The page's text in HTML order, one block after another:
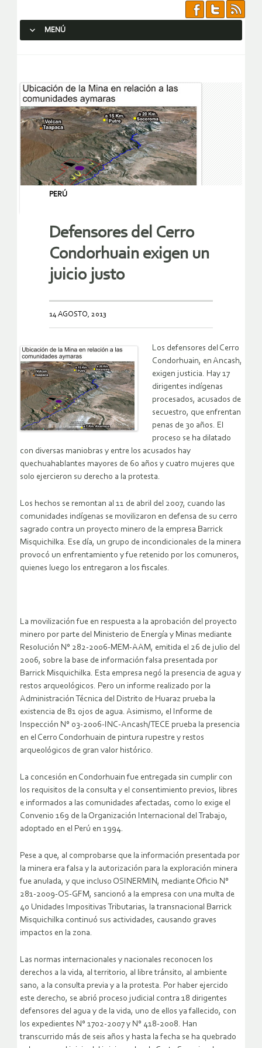
MENÚ
PERÚ
Defensores del Cerro
Condorhuain exigen un
juicio justo
14 AGOSTO, 2013
Los defensores del Cerro
Condorhuain, en Ancash,
exigen justicia. Hay 17
dirigentes indígenas
procesados, acusados de
secuestro, que enfrentan
penas de 30 años. El
proceso se ha dilatado
con diversas maniobras y entre los acusados hay
quechuahablantes mayores de 60 años y cuatro mujeres que
solo ejercieron su derecho a la protesta.
Los hechos se remontan al 11 de abril del 2007, cuando las
comunidades indígenas se movilizaron en defensa de su cerro
sagrado contra un proyecto minero de la empresa Barrick
Misquichilka. Ese día, un grupo de incondicionales de la minera
provocó un enfrentamiento y fue retenido por los comuneros,
quienes luego los entregaron a los fiscales.
La movilización fue en respuesta a la aprobación del proyecto
minero por parte del Ministerio de Energía y Minas mediante
Resolución N° 282-2006-MEM-AAM, emitida el 26 de julio del
2006, sobre la base de información falsa presentada por
Barrick Misquichilka. Esta empresa negó la presencia de agua y
restos arqueológicos. Pero un informe realizado por la
Administración Técnica del Distrito de Huaraz prueba la
existencia de 81 ojos de agua. Asimismo, el Informe de
Inspección N° 03-2006-INC-Ancash/TECE prueba la presencia
en el Cerro Condorhuain de pintura rupestre y restos
arqueológicos de gran valor histórico.
La concesión en Condorhuain fue entregada sin cumplir con
los requisitos de la consulta y el consentimiento previos, libres
e informados a las comunidades afectadas, como lo exige el
Convenio 169 de la Organización Internacional del Trabajo,
adoptado en el Perú en 1994.
Pese a que, al comprobarse que la información presentada por
la minera era falsa y la autorización para la exploración minera
fue anulada, y que incluso OSINERMIN, mediante Oficio N°
281-2009-OS-GFM, sancionó a la empresa con una multa de
40 Unidades Impositivas Tributarias, la transnacional Barrick
Misquichilka continuó sus actividades, causando graves
impactos en la zona.
Las normas internacionales y nacionales reconocen los
derechos a la vida, al territorio, al libre tránsito, al ambiente
sano, a la consulta previa y a la protesta. Por haber ejercido
este derecho, se abrió proceso judicial contra 18 dirigentes
defensores del agua y de la vida, uno de ellos ya fallecido, con
los expedientes N° 1702-2007 y N° 418-2008. Han
transcurrido más de seis años y hasta la fecha se ha quebrado